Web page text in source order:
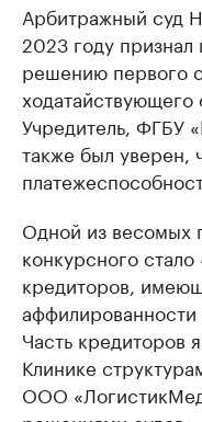
Арбитражный суд
2023 году
решению первого
Учредитель, ФГБУ
также был уверен,
Одной из весомых
конкурсного стало
кредиторов,
Часть кредиторов
Клинике
ООО